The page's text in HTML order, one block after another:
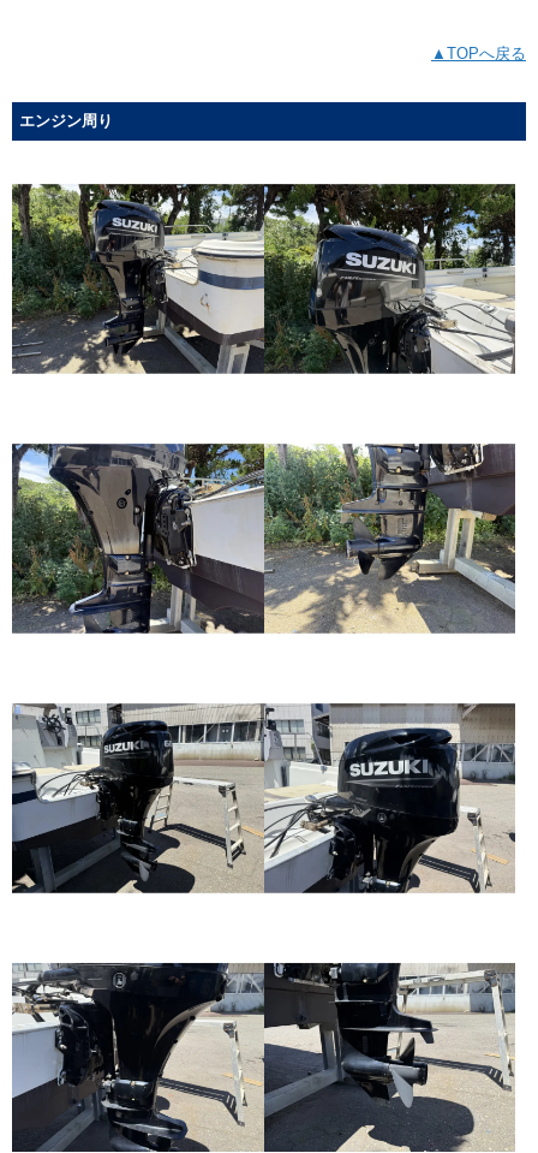
▲TOPへ戻る
エンジン周り